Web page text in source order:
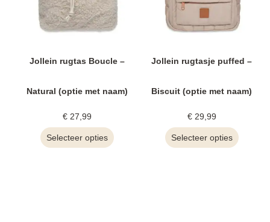
Jollein rugtas Boucle –
Natural (optie met naam)
€ 27,99
Selecteer opties
Jollein rugtasje puffed –
Biscuit (optie met naam)
€29,99
Selecteer opties